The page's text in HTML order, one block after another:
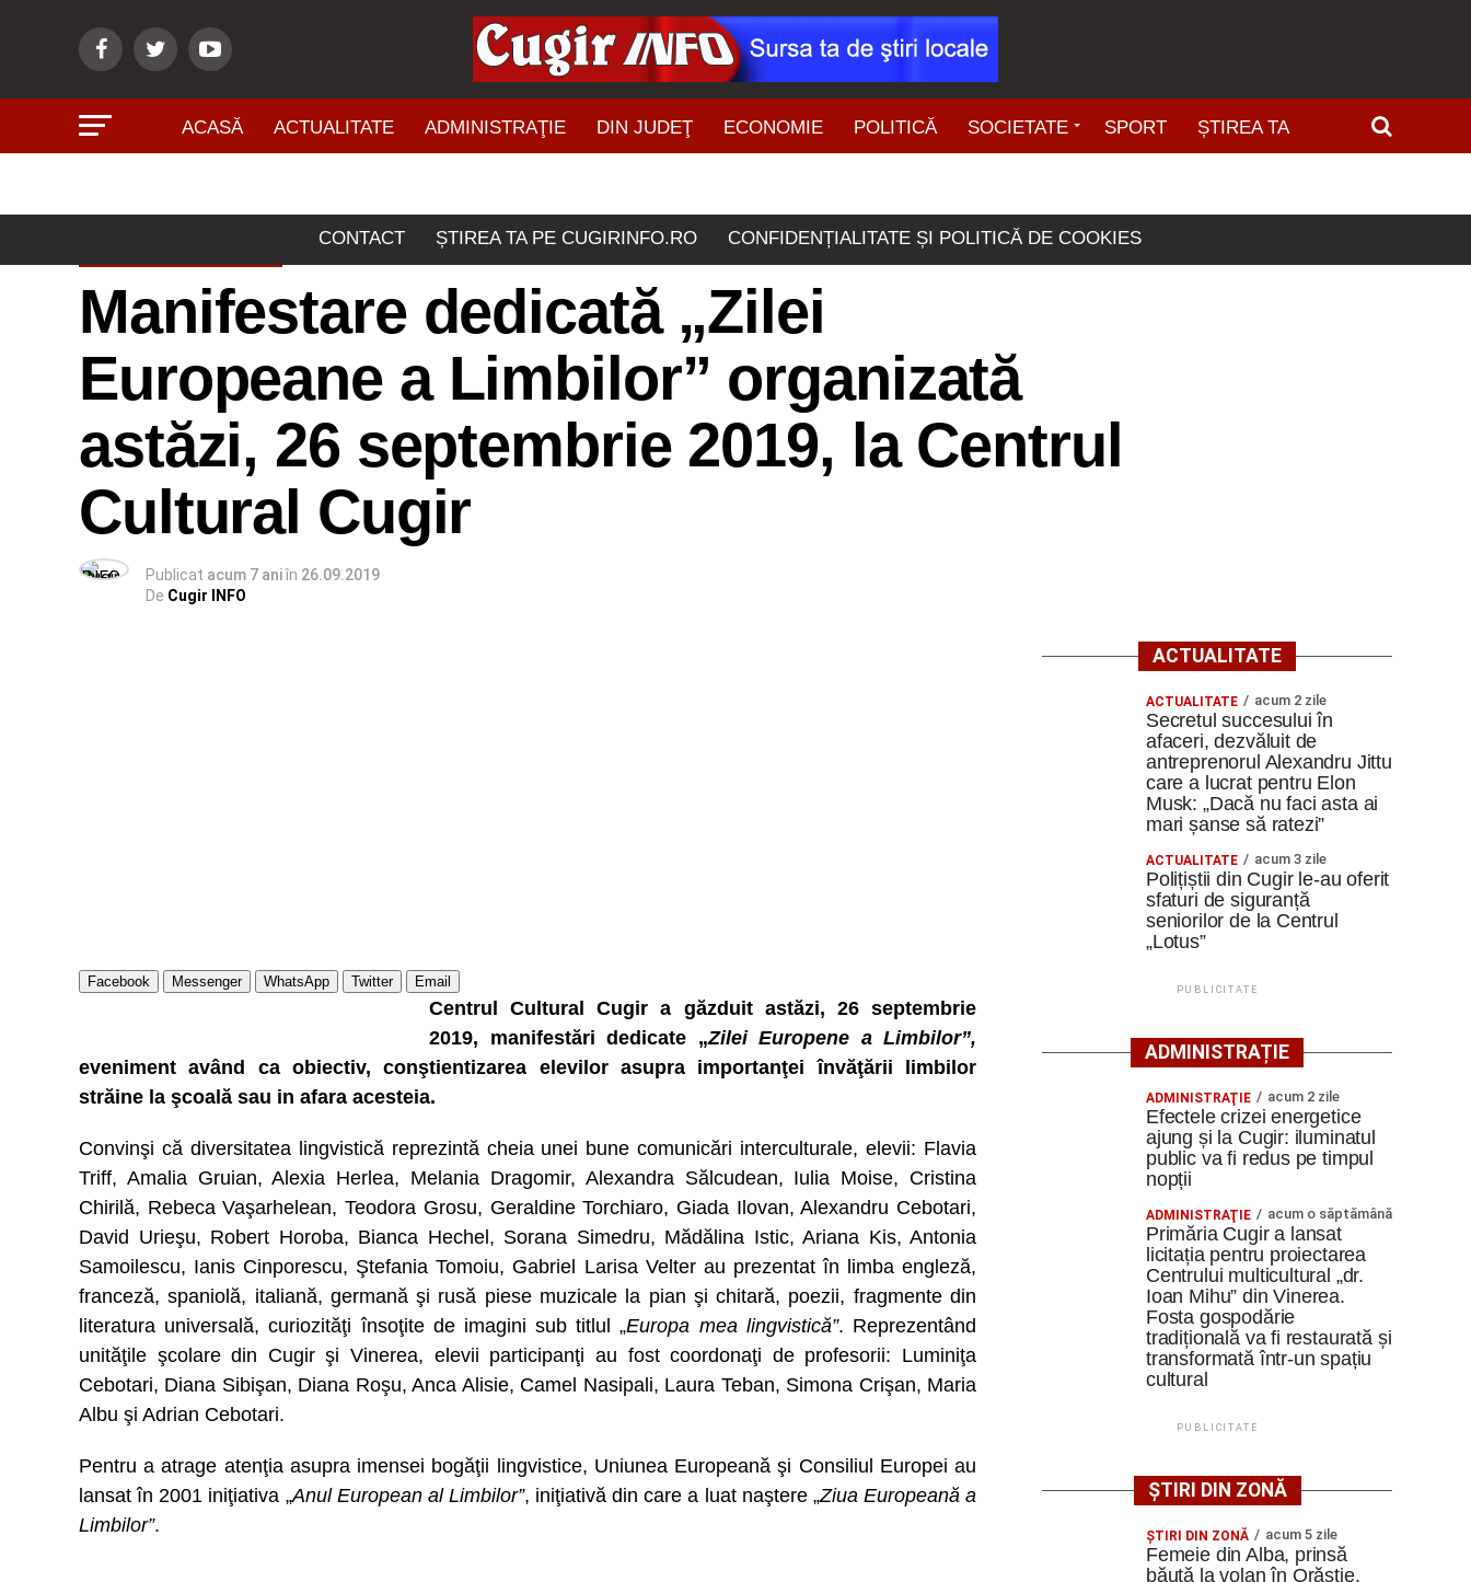
ACASĂ ACTUALITATE ADMINISTRAŢIE DIN JUDEŢ ECONOMIE POLITICĂ SOCIETATE SPORT ȘTIREA TA
CONTACT ȘTIREA TA PE CUGIRINFO.RO CONFIDENȚIALITATE ȘI POLITICĂ DE COOKIES
Manifestare dedicată „Zilei
Europeane a Limbilor” organizată
astăzi, 26 septembrie 2019, la Centrul
Cultural Cugir
Publicat acum 7 aniîn 26.09.2019
De Cugir INFO
Facebook Messenger WhatsApp Twitter Email
Centrul Cultural Cugir a găzduit astăzi, 26 septembrie
2019, manifestări dedicate „Zilei Europene a Limbilor”,
eveniment având ca obiectiv, conştientizarea elevilor asupra importanţei învăţării limbilor
străine la şcoală sau in afara acesteia.
Convinşi că diversitatea lingvistică reprezintă cheia unei bune comunicări interculturale, elevii: Flavia
Triff, Amalia Gruian, Alexia Herlea, Melania Dragomir, Alexandra Sălcudean, Iulia Moise, Cristina
Chirilă, Rebeca Vaşarhelean, Teodora Grosu, Geraldine Torchiaro, Giada Ilovan, Alexandru Cebotari,
David Urieşu, Robert Horoba, Bianca Hechel, Sorana Simedru, Mădălina Istic, Ariana Kis, Antonia
Samoilescu, Ianis Cinporescu, Ştefania Tomoiu, Gabriel Larisa Velter au prezentat în limba engleză,
franceză, spaniolă, italiană, germană şi rusă piese muzicale la pian şi chitară, poezii, fragmente din
literatura universală, curiozităţi însoţite de imagini sub titlul „Europa mea lingvistică”. Reprezentând
unităţile şcolare din Cugir şi Vinerea, elevii participanţi au fost coordonaţi de profesorii: Luminiţa
Cebotari, Diana Sibişan, Diana Roşu, Anca Alisie, Camel Nasipali, Laura Teban, Simona Crişan, Maria
Albu şi Adrian Cebotari.
Pentru a atrage atenţia asupra imensei bogăţii lingvistice, Uniunea Europeană şi Consiliul Europei au
lansat în 2001 iniţiativa „Anul European al Limbilor”, iniţiativă din care a luat naştere „Ziua Europeană a
Limbilor”.
ACTUALITATE
ACTUALITATE acum 2 zile
Secretul succesului în
afaceri, dezvăluit de
antreprenorul Alexandru Jittu
care a lucrat pentru Elon
Musk: „Dacă nu faci asta ai
mari șanse să ratezi”
ACTUALITATE acum 3 zile
Polițiștii din Cugir le-au oferit
sfaturi de siguranță
seniorilor de la Centrul
„Lotus”
PUBLICITATE
ADMINISTRAȚIE
ADMINISTRAŢIE acum 2 zile
Efectele crizei energetice
ajung și la Cugir: iluminatul
public va fi redus pe timpul
nopții
ADMINISTRAŢIE acum o săptămână
Primăria Cugir a lansat
licitația pentru proiectarea
Centrului multicultural „dr.
Ioan Mihu” din Vinerea.
Fosta gospodărie
tradițională va fi restaurată și
transformată într-un spațiu
cultural
PUBLICITATE
ȘTIRI DIN ZONĂ
ŞTIRI DIN ZONĂ acum 5 zile
Femeie din Alba, prinsă
băută la volan în Orăștie.